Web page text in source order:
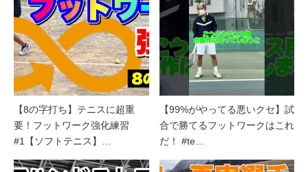
【8の字打ち】テニスに超重
要！フットワーク強化練習
#1【ソフトテニス】…
【99%がやってる悪いクセ】試
合で勝てるフットワークはこれ
だ！ #te…